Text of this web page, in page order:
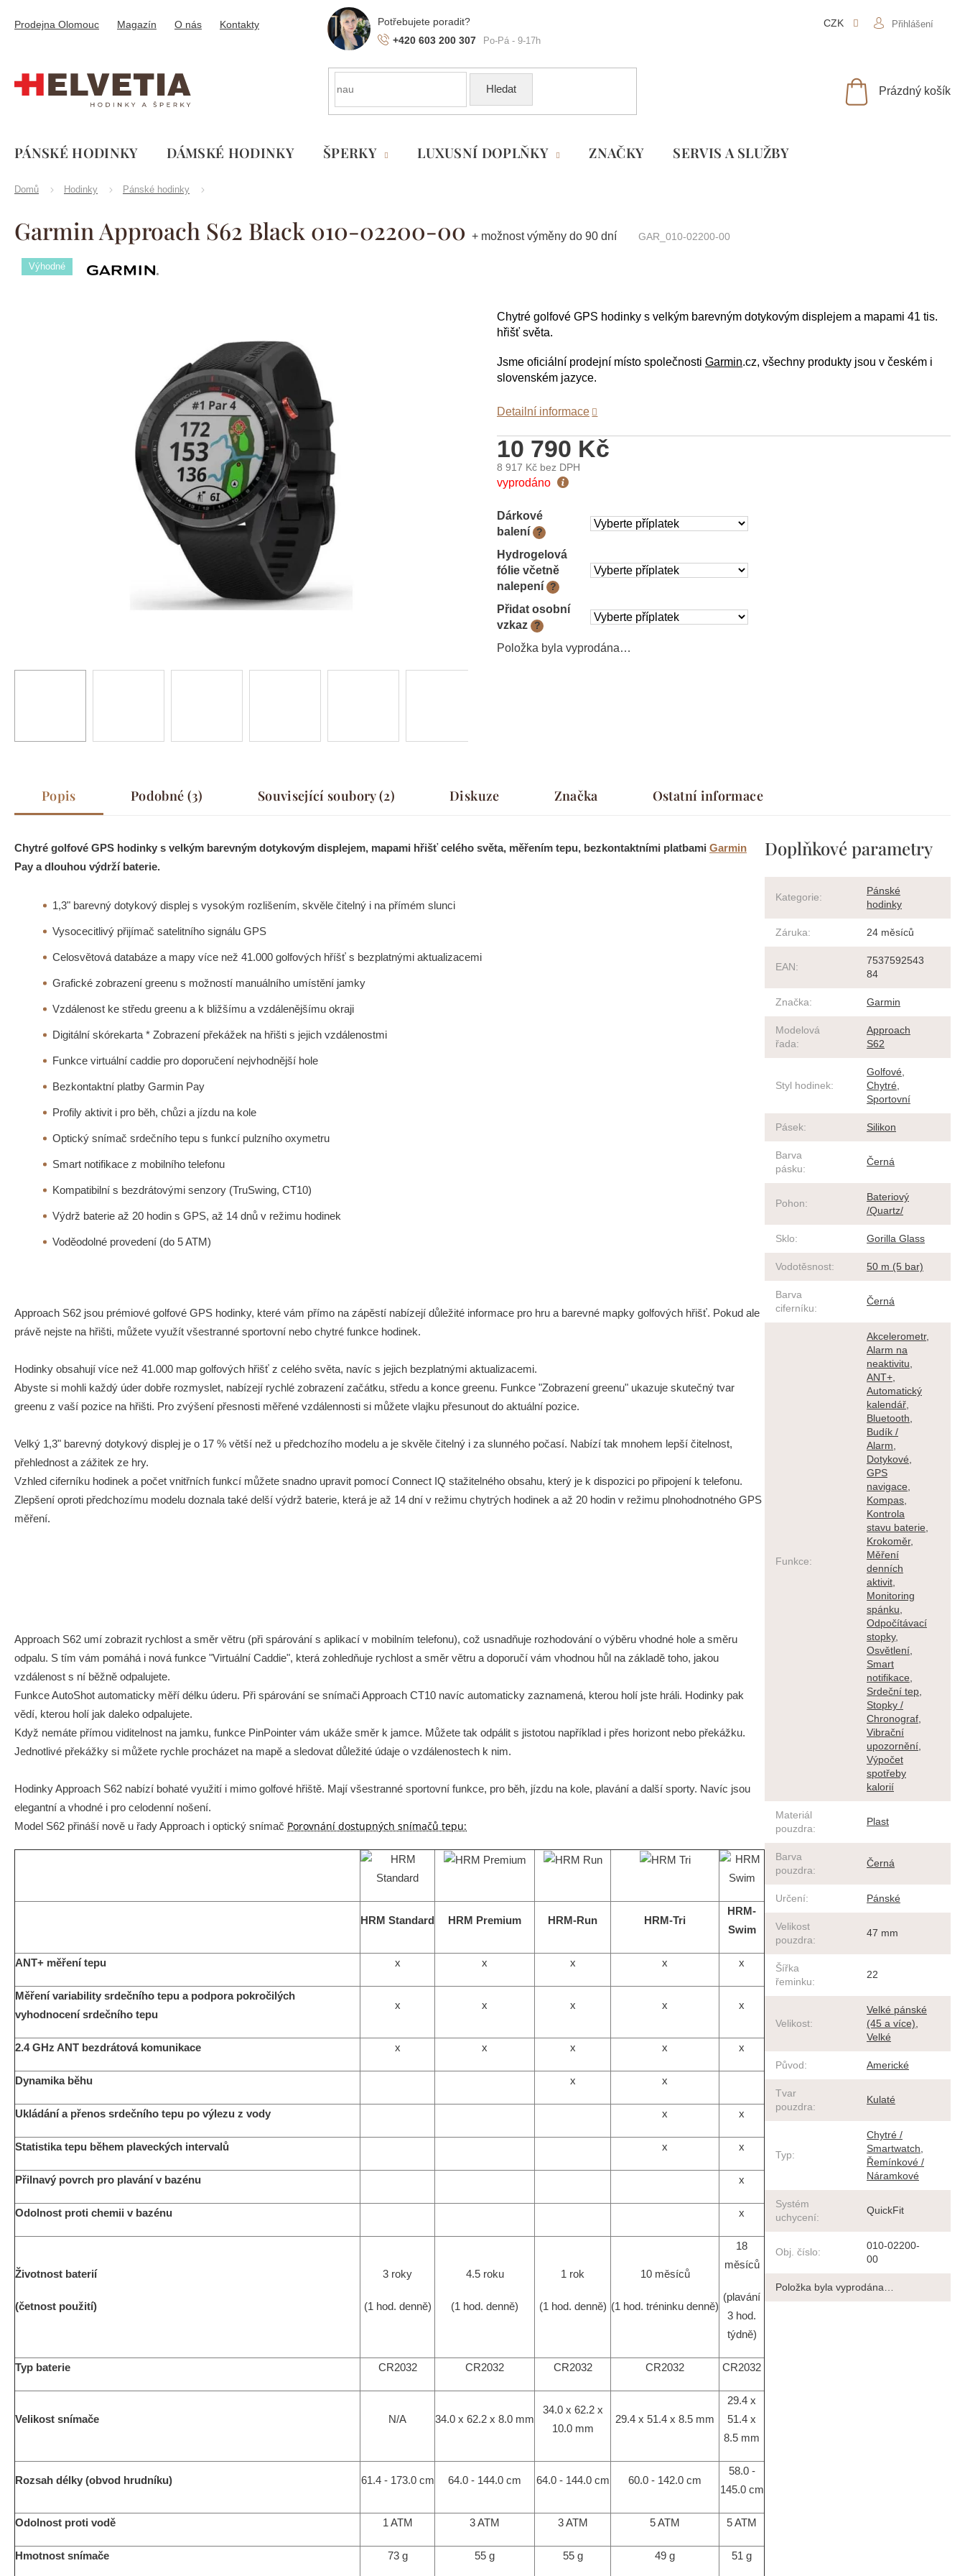
obsah
+420 603 200 307
Prodejna Olomouc Magazín O nás Kontakty CZK Přihlášení
Hledat
NÁKUPNÍ
Prázdný košík
PÁNSKÉ HODINKY DÁMSKÉ HODINKY ŠPERKY LUXUSNÍ DOPLŇKY ZNAČKY SLUŽBY
Domů Hodinky Pánské hodinky
Garmin Approach S62 Black 010-02200-00 + možnost výměny do 90 dní GAR_010-02200-00
Výhodné Značka: Garmin
10 790 Kč
8 917 Kč bez DPH
Měrná
vyprodáno
Dárkové
balení
?
Hydrogelová
fólie včetně
nalepení
?
Přidat osobní
vzkaz
?
Položka byla vyprodána…
Chytré golfové GPS hodinky s velkým barevným dotykovým displejem a mapami 41 tis.
hřišť světa.
Jsme oficiální prodejní místo společnosti Garmin.cz, všechny produkty jsou v českém i
slovenském jazyce.
Detailní informace
Popis Podobné (3) Související soubory (2) Diskuze Značka Ostatní informace
Chytré golfové GPS hodinky s velkým barevným dotykovým displejem, mapami hřišť celého světa, měřením tepu, bezkontaktními platbami Garmin
Pay a dlouhou výdrží baterie.
1,3" barevný dotykový displej s vysokým rozlišením, skvěle čitelný i na přímém slunci
Vysocecitlivý přijímač satelitního signálu GPS
Celosvětová databáze a mapy více než 41.000 golfových hříšť s bezplatnými aktualizacemi
Grafické zobrazení greenu s možností manuálního umístění jamky
Vzdálenost ke středu greenu a k bližšímu a vzdálenějšímu okraji
Digitální skórekarta * Zobrazení překážek na hřišti s jejich vzdálenostmi
Funkce virtuální caddie pro doporučení nejvhodnější hole
Bezkontaktní platby Garmin Pay
Profily aktivit i pro běh, chůzi a jízdu na kole
Optický snímač srdečního tepu s funkcí pulzního oxymetru
Smart notifikace z mobilního telefonu
Kompatibilní s bezdrátovými senzory (TruSwing, CT10)
Výdrž baterie až 20 hodin s GPS, až 14 dnů v režimu hodinek
Voděodolné provedení (do 5 ATM)
Approach S62 jsou prémiové golfové GPS hodinky, které vám přímo na zápěstí nabízejí důležité informace pro hru a barevné mapky golfových hřišť. Pokud ale
právě nejste na hřišti, můžete využít všestranné sportovní nebo chytré funkce hodinek.
Hodinky obsahují více než 41.000 map golfových hřišť z celého světa, navíc s jejich bezplatnými aktualizacemi.
Abyste si mohli každý úder dobře rozmyslet, nabízejí rychlé zobrazení začátku, středu a konce greenu. Funkce "Zobrazení greenu" ukazuje skutečný tvar
greenu z vaší pozice na hřišti. Pro zvýšení přesnosti měřené vzdálennosti si můžete vlajku přesunout do aktuální pozice.
Velký 1,3" barevný dotykový displej je o 17 % větší než u předchozího modelu a je skvěle čitelný i za slunného počasí. Nabízí tak mnohem lepší čitelnost,
přehlednost a zážitek ze hry.
Vzhled ciferníku hodinek a počet vnitřních funkcí můžete snadno upravit pomocí Connect IQ stažitelného obsahu, který je k dispozici po připojení k telefonu.
Zlepšení oproti předchozímu modelu doznala také delší výdrž baterie, která je až 14 dní v režimu chytrých hodinek a až 20 hodin v režimu plnohodnotného GPS
měření.
Approach S62 umí zobrazit rychlost a směr větru (při spárování s aplikací v mobilním telefonu), což usnadňuje rozhodování o výběru vhodné hole a směru
odpalu. S tím vám pomáhá i nová funkce "Virtuální Caddie", která zohledňuje rychlost a směr větru a doporučí vám vhodnou hůl na základě toho, jakou
vzdálenost s ní běžně odpalujete.
Funkce AutoShot automaticky měří délku úderu. Při spárování se snímači Approach CT10 navíc automaticky zaznamená, kterou holí jste hráli. Hodinky pak
vědí, kterou holí jak daleko odpalujete.
Když nemáte přímou viditelnost na jamku, funkce PinPointer vám ukáže směr k jamce. Můžete tak odpálit s jistotou například i přes horizont nebo překážku.
Jednotlivé překážky si můžete rychle procházet na mapě a sledovat důležité údaje o vzdálenostech k nim.
Hodinky Approach S62 nabízí bohaté využití i mimo golfové hřiště. Mají všestranné sportovní funkce, pro běh, jízdu na kole, plavání a další sporty. Navíc jsou
elegantní a vhodné i pro celodenní nošení.
Model S62 přináší nově u řady Approach i optický snímač Porovnání dostupných snímačů tepu:
HRM Standard HRM Premium HRM-Run HRM-Tri
HRM-
Swim
ANT+ měření tepu x x x x x
Měření variability srdečního tepu a podpora pokročilých
vyhodnocení srdečního tepu
x x x x x
2.4 GHz ANT bezdrátová komunikace x x x x x
Dynamika běhu x x
Ukládání a přenos srdečního tepu po výlezu z vody x x
Statistika tepu během plaveckých intervalů x x
Přilnavý povrch pro plavání v bazénu x
Odolnost proti chemii v bazénu x
Životnost baterií
(četnost použití)
3 roky
(1 hod. denně)
4.5 roku
(1 hod. denně)
1 rok
(1 hod. denně)
10 měsíců
(1 hod. tréninku denně)
18
měsíců
(plavání
3 hod.
týdně)
Typ baterie CR2032 CR2032 CR2032 CR2032 CR2032
Velikost snímače N/A 34.0 x 62.2 x 8.0 mm
34.0 x 62.2 x
10.0 mm
29.4 x 51.4 x 8.5 mm
29.4 x
51.4 x
8.5 mm
Rozsah délky (obvod hrudníku) 61.4 - 173.0 cm 64.0 - 144.0 cm 64.0 - 144.0 cm 60.0 - 142.0 cm
58.0 -
145.0 cm
Odolnost proti vodě 1 ATM 3 ATM 3 ATM 5 ATM 5 ATM
Hmotnost snímače 73 g 55 g 55 g 49 g 51 g
Doplňkové parametry
Kategorie:
Pánské
hodinky
Záruka: 24 měsíců
EAN:
7537592543
84
Značka: Garmin
Modelová
řada:
Approach
S62
Styl hodinek:
Golfové,
Chytré,
Sportovní
Pásek: Silikon
Barva
pásku:
Černá
Pohon:
Bateriový
/Quartz/
Sklo: Gorilla Glass
Vodotěsnost: 50 m (5 bar)
Barva
ciferníku:
Černá
Funkce:
Akcelerometr,
Alarm na
neaktivitu,
ANT+,
Automatický
kalendář,
Bluetooth,
Budík /
Alarm,
Dotykové,
GPS
navigace,
Kompas,
Kontrola
stavu baterie,
Krokoměr,
Měření
denních
aktivit,
Monitoring
spánku,
Odpočítávací
stopky,
Osvětlení,
Smart
notifikace,
Srdeční tep,
Stopky /
Chronograf,
Vibrační
upozornění,
Výpočet
spotřeby
kalorií
Materiál
pouzdra:
Plast
Barva
pouzdra:
Černá
Určení: Pánské
Velikost
pouzdra:
47 mm
Šířka
řeminku:
22
Velikost:
Velké pánské
(45 a více),
Velké
Původ: Americké
Tvar
pouzdra:
Kulaté
Typ:
Chytré /
Smartwatch,
Řemínkové /
Náramkové
Systém
uchycení:
QuickFit
Obj. číslo:
010-02200-
00
Položka byla vyprodána…